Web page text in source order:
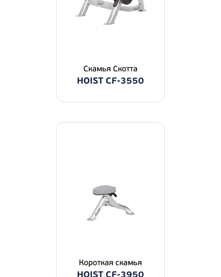
Скамья Скотта
HOIST CF-3550
Короткая скамья